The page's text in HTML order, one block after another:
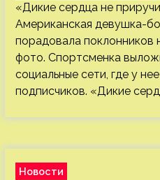
«Дикие сердца не
Американская девушка-
порадовала поклонников
фото. Спортсменка
социальные сети, где у
подписчиков. «Дикие
Новости